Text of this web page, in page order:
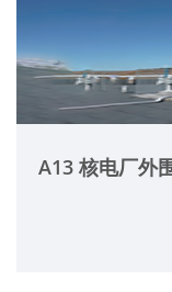
A13 核电厂外